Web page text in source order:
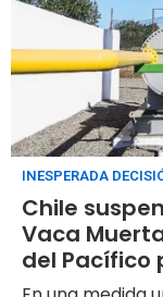
INESPERADA
Chile
Vaca
del Pacífico